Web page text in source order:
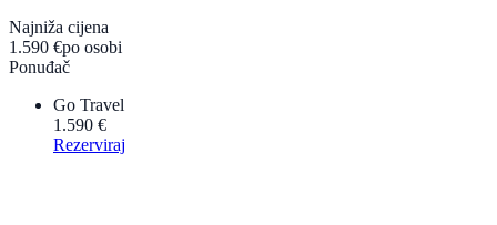
Najniža cijena
1.590 €po osobi
Ponuđač
Go Travel
1.590 €
Rezerviraj